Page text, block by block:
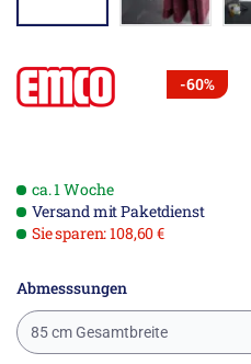
-60%
ca. 1 Woche
Versand mit Paketdienst
Sie sparen: 108,60 €
Abmesssungen
85 cm Gesamtbreite